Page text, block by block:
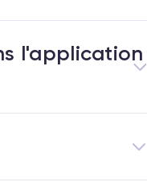
l'application